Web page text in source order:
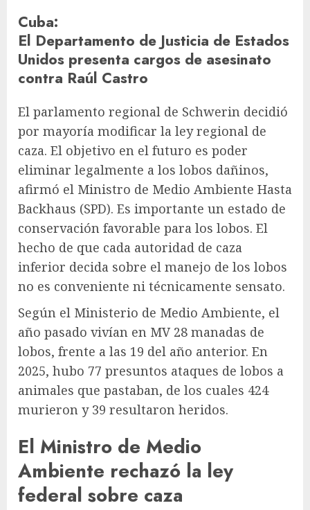
Cuba:
El Departamento de Justicia de Estados
Unidos presenta cargos de asesinato
contra Raúl Castro
El parlamento regional de Schwerin decidió
por mayoría modificar la ley regional de
caza. El objetivo en el futuro es poder
eliminar legalmente a los lobos dañinos,
afirmó el Ministro de Medio Ambiente Hasta
Backhaus (SPD). Es importante un estado de
conservación favorable para los lobos. El
hecho de que cada autoridad de caza
inferior decida sobre el manejo de los lobos
no es conveniente ni técnicamente sensato.
Según el Ministerio de Medio Ambiente, el
año pasado vivían en MV 28 manadas de
lobos, frente a las 19 del año anterior. En
2025, hubo 77 presuntos ataques de lobos a
animales que pastaban, de los cuales 424
murieron y 39 resultaron heridos.
El Ministro de Medio
Ambiente rechazó la ley
federal sobre caza